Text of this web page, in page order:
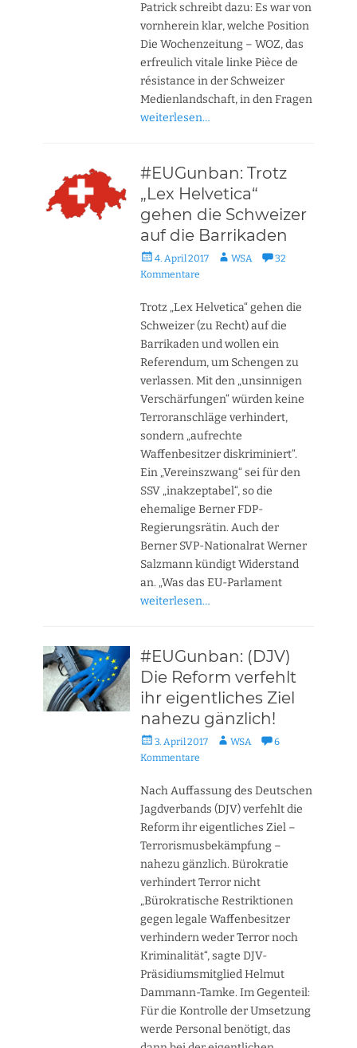
Patrick schreibt dazu: Es war von
vornherein klar, welche Position
Die Wochenzeitung – WOZ, das
erfreulich vitale linke Pièce de
résistance in der Schweizer
Medienlandschaft, in den Fragen
weiterlesen…
#EUGunban: Trotz
„Lex Helvetica“
gehen die Schweizer
auf die Barrikaden
Veröffentlicht
am
4. April 2017 AutorWSA
32
Kommentare
Trotz „Lex Helvetica“ gehen die
Schweizer (zu Recht) auf die
Barrikaden und wollen ein
Referendum, um Schengen zu
verlassen. Mit den „unsinnigen
Verschärfungen“ würden keine
Terroranschläge verhindert,
sondern „aufrechte
Waffenbesitzer diskriminiert“.
Ein „Vereinszwang“ sei für den
SSV „inakzeptabel“, so die
ehemalige Berner FDP-
Regierungsrätin. Auch der
Berner SVP-Nationalrat Werner
Salzmann kündigt Widerstand
an. „Was das EU-Parlament
weiterlesen…
#EUGunban: (DJV)
Die Reform verfehlt
ihr eigentliches Ziel
nahezu gänzlich!
Veröffentlicht
am
3. April 2017 AutorWSA
6
Kommentare
Nach Auffassung des Deutschen
Jagdverbands (DJV) verfehlt die
Reform ihr eigentliches Ziel –
Terrorismusbekämpfung –
nahezu gänzlich. Bürokratie
verhindert Terror nicht
„Bürokratische Restriktionen
gegen legale Waffenbesitzer
verhindern weder Terror noch
Kriminalität“, sagte DJV-
Präsidiumsmitglied Helmut
Dammann-Tamke. Im Gegenteil:
Für die Kontrolle der Umsetzung
werde Personal benötigt, das